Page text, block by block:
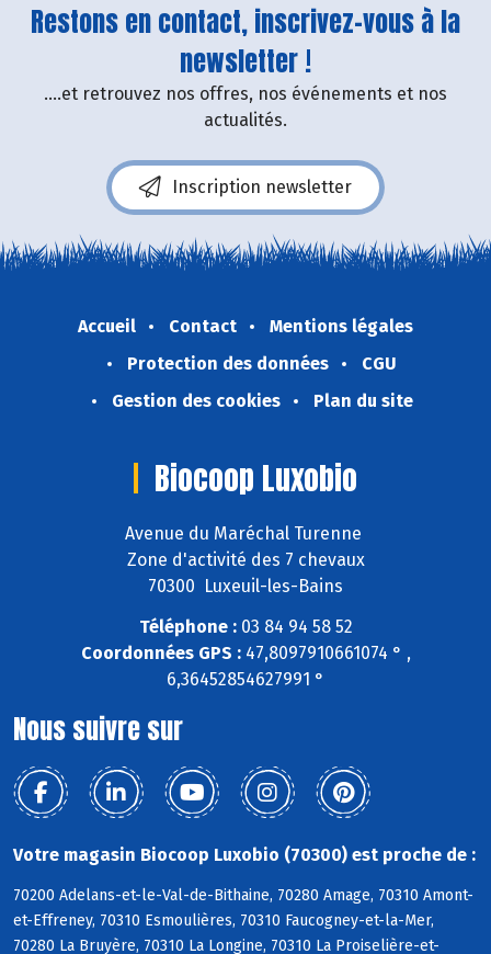
Restons en contact, inscrivez-vous à la
newsletter !
....et retrouvez nos offres, nos événements et nos
actualités.
Inscription newsletter
Accueil Contact
Mentions légales
Protection des données
CGU
Gestion des cookies
Plan du site
Biocoop Luxobio
Avenue du Maréchal Turenne
Zone d'activité des 7 chevaux
70300 Luxeuil-les-Bains
Téléphone :03 84 94 58 52
Coordonnées GPS :47,8097910661074 ° ,
6,36452854627991 °
Nous suivre sur
Votre magasin Biocoop Luxobio (70300) est proche de :
70200 Adelans-et-le-Val-de-Bithaine, 70280 Amage, 70310 Amont-
et-Effreney, 70310 Esmoulières, 70310 Faucogney-et-la-Mer,
70280 La Bruyère, 70310 La Longine, 70310 La Proiselière-et-